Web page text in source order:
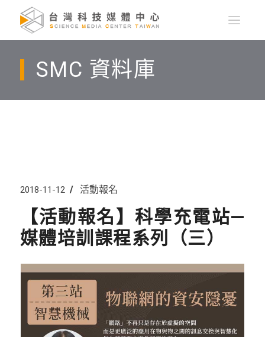
SMC 資料庫
2018-11-12 活動報名
【活動報名】科學充電站—
媒體培訓課程系列（三）